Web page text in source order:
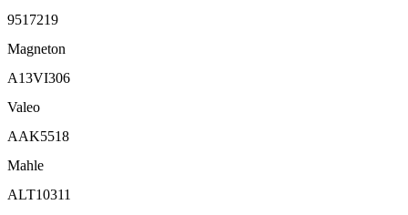
9517219
Magneton
A13VI306
Valeo
AAK5518
Mahle
ALT10311